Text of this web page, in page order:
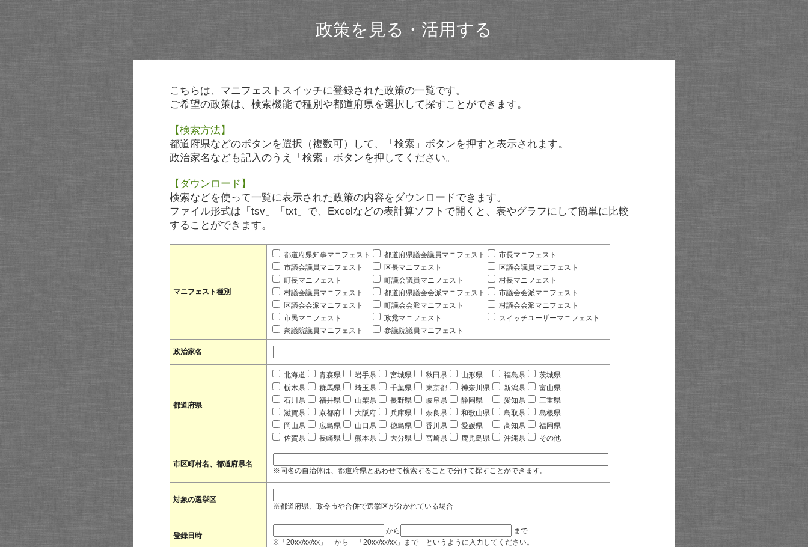
政策を見る・活用する
こちらは、マニフェストスイッチに登録された政策の一覧です。
ご希望の政策は、検索機能で種別や都道府県を選択して探すことができます。
【検索方法】
都道府県などのボタンを選択（複数可）して、「検索」ボタンを押すと表示されます。
政治家名なども記入のうえ「検索」ボタンを押してください。
【ダウンロード】
検索などを使って一覧に表示された政策の内容をダウンロードできます。
ファイル形式は「tsv」「txt」で、Excelなどの表計算ソフトで開くと、表やグラフにして簡単に比較
することができます。
マニフェスト種別
都道府県知事マニフェスト 都道府県議会議員マニフェスト
市長マニフェスト
市議会議員マニフェスト
区長マニフェスト
区議会議員マニフェスト
町長マニフェスト
町議会議員マニフェスト
村長マニフェスト
村議会議員マニフェスト
都道府県議会会派マニフェスト
市議会会派マニフェスト
区議会会派マニフェスト
町議会会派マニフェスト
村議会会派マニフェスト
市民マニフェスト
政党マニフェスト
スイッチユーザーマニフェスト
衆議院議員マニフェスト
参議院議員マニフェスト
政治家名
都道府県
北海道 青森県 岩手県 宮城県 秋田県 山形県 福島県
茨城県
栃木県
群馬県 埼玉県 千葉県 東京都 神奈川県 新潟県
富山県
石川県
福井県 山梨県 長野県 岐阜県 静岡県 愛知県
三重県
滋賀県
京都府 大阪府 兵庫県 奈良県 和歌山県 鳥取県
島根県
岡山県
広島県 山口県 徳島県 香川県 愛媛県 高知県
福岡県
佐賀県
長崎県 熊本県 大分県 宮崎県 鹿児島県 沖縄県 その他
市区町村名、都道府県名
※同名の自治体は、都道府県とあわせて検索することで分けて探すことができます。
対象の選挙区
※都道府県、政令市や合併で選挙区が分かれている場合
登録日時
から
まで
※「20xx/xx/xx」 から 「20xx/xx/xx」まで というように入力してください。